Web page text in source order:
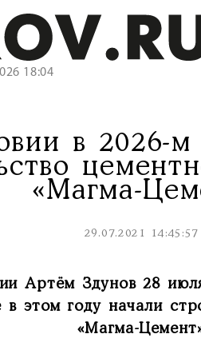
18:04
в 2026-м
«Магма-
29.07.2021 14:45:57
Артём Здунов 28
этом году начали
«Магма-